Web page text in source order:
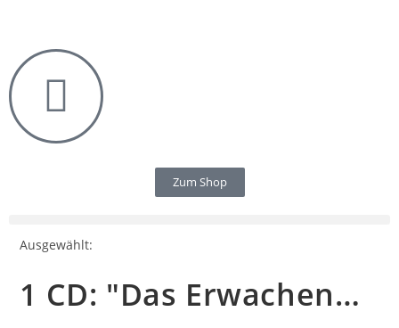
Zum Shop
Ausgewählt:
1 CD: "Das Erwachen…